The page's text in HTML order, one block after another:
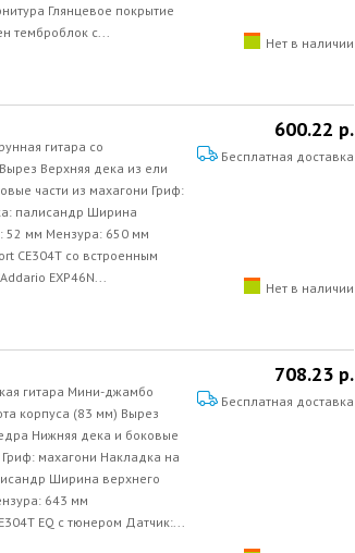
Глянцевое покрытие
темброблок с...
Нет в наличии
гитара со
Верхняя дека из ели
части из махагони Гриф:
палисандр Ширина
52 мм Мензура: 650 мм
CE304T со встроенным
EXP46N...
600.22 р.
Бесплатная доставка
Нет в наличии
гитара Мини-джамбо
корпуса (83 мм) Вырез
Нижняя дека и боковые
Гриф: махагони Накладка на
Ширина верхнего
643 мм
EQ с тюнером Датчик:...
708.23 р.
Бесплатная доставка